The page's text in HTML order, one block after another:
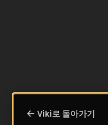
Viki로 돌아가기